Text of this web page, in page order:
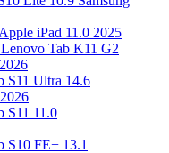
Apple iPad 11.0 2025
Lenovo Tab K11 G2
S11 Ultra 14.6
S11 11.0
S10 FE+ 13.1